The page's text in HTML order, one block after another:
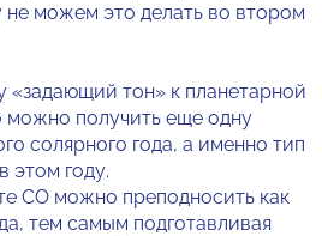
можем это делать во втором
«задающий тон» к планетарной
можно получить еще одну
солярного года, а именно тип
этом году.
СО можно преподносить как
тем самым подготавливая